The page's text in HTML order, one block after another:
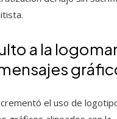
a la
el uso de